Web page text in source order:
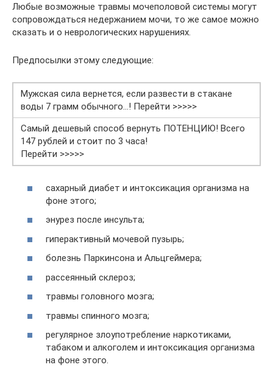
Любые возможные травмы мочеполовой системы могут
сопровождаться недержанием мочи, то же самое можно
сказать и о неврологических нарушениях.
Предпосылки этому следующие:
Мужская сила вернется, если развести в стакане
воды 7 грамм обычного…! Перейти >>>>>
Самый дешевый способ вернуть ПОТЕНЦИЮ! Всего
147 рублей и стоит по 3 часа!
Перейти >>>>>
сахарный диабет и интоксикация организма на
фоне этого;
энурез после инсульта;
гиперактивный мочевой пузырь;
болезнь Паркинсона и Альцгеймера;
рассеянный склероз;
травмы головного мозга;
травмы спинного мозга;
регулярное злоупотребление наркотиками,
табаком и алкоголем и интоксикация организма
на фоне этого.